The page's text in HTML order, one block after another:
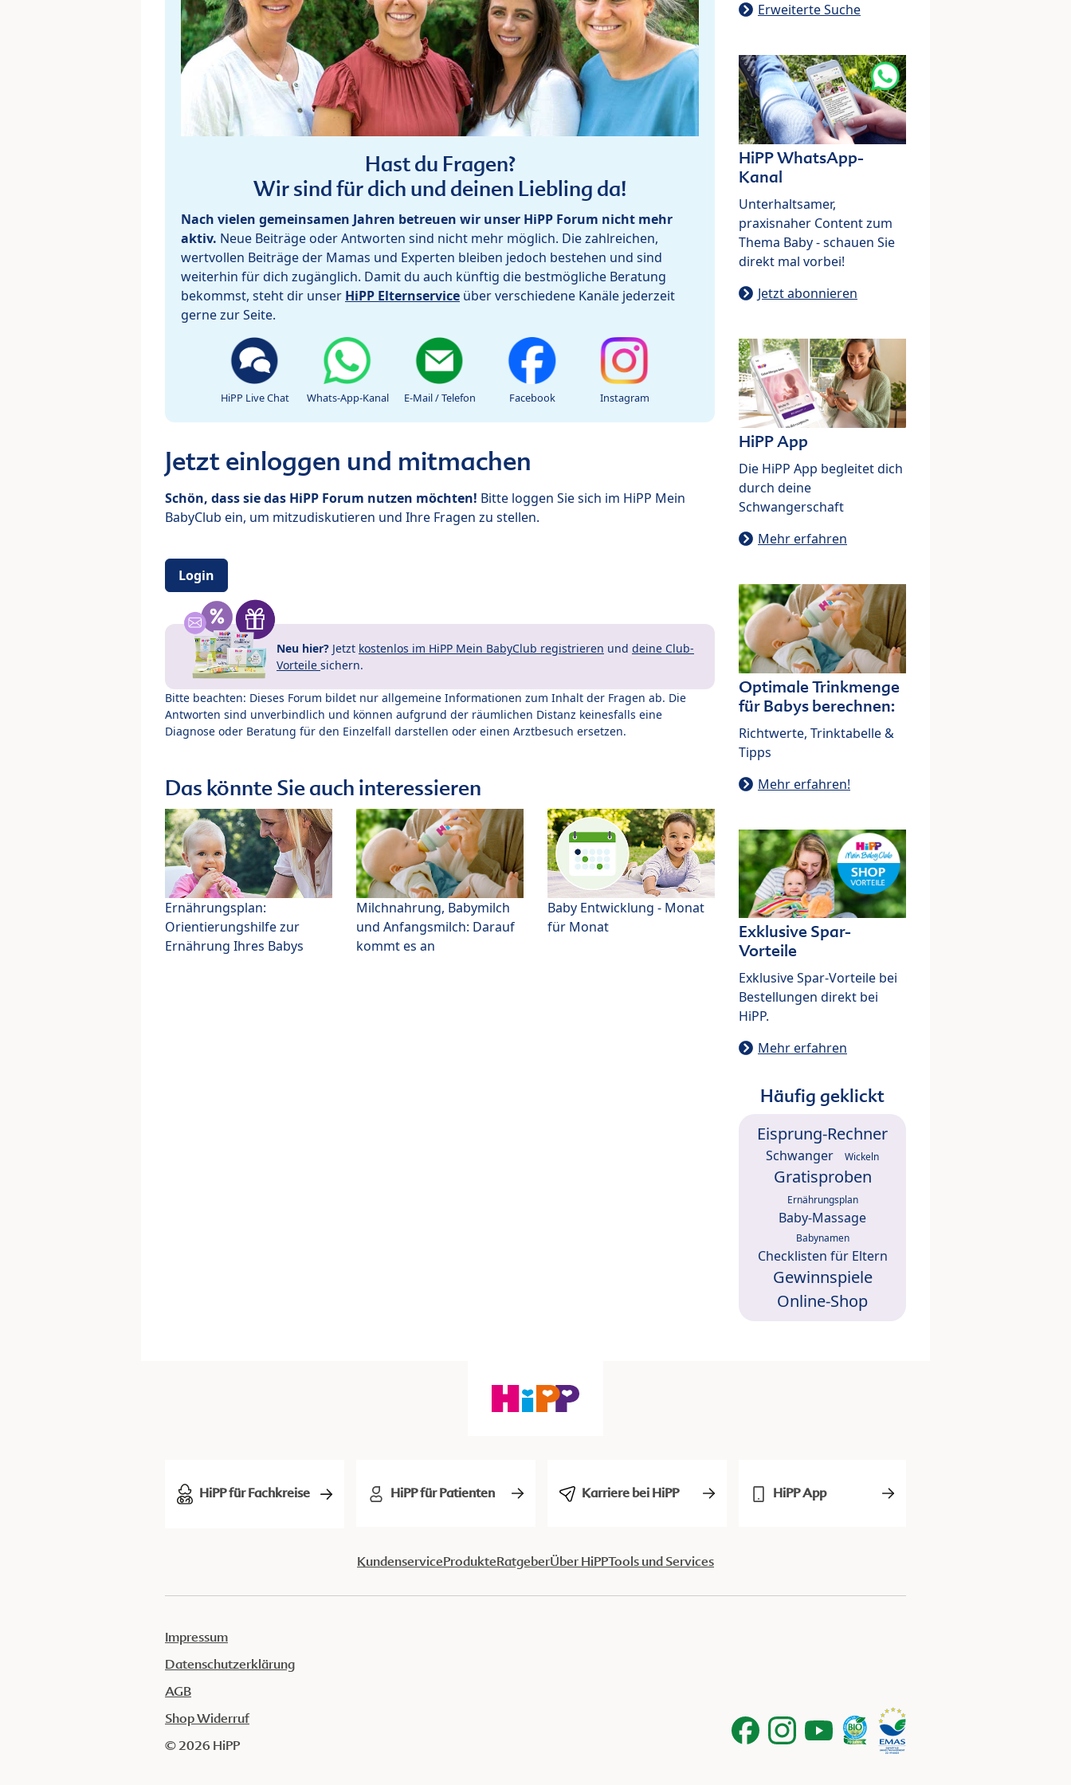
Hast du Fragen?
Wir sind für dich und deinen Liebling da!
Nach vielen gemeinsamen Jahren betreuen wir unser HiPP Forum nicht mehr
aktiv. Neue Beiträge oder Antworten sind nicht mehr möglich. Die zahlreichen,
wertvollen Beiträge der Mamas und Experten bleiben jedoch bestehen und sind
weiterhin für dich zugänglich. Damit du auch künftig die bestmögliche Beratung
bekommst, steht dir unser HiPP Elternservice über verschiedene Kanäle jederzeit
gerne zur Seite.
HiPP Live Chat Whats-App-Kanal E-Mail / Telefon Facebook Instagram
Jetzt einloggen und mitmachen
Schön, dass sie das HiPP Forum nutzen möchten! Bitte loggen Sie sich im HiPP Mein
BabyClub ein, um mitzudiskutieren und Ihre Fragen zu stellen.
Login
Neu hier? Jetzt kostenlos im HiPP Mein BabyClub registrieren und deine Club-
Vorteile sichern.
Bitte beachten: Dieses Forum bildet nur allgemeine Informationen zum Inhalt der Fragen ab. Die
Antworten sind unverbindlich und können aufgrund der räumlichen Distanz keinesfalls eine
Diagnose oder Beratung für den Einzelfall darstellen oder einen Arztbesuch ersetzen.
Das könnte Sie auch interessieren
Ernährungsplan:
Orientierungshilfe zur
Ernährung Ihres Babys
Milchnahrung, Babymilch
und Anfangsmilch: Darauf
kommt es an
Baby Entwicklung - Monat
für Monat
Erweiterte Suche
HiPP WhatsApp-
Kanal
Unterhaltsamer,
praxisnaher Content zum
Thema Baby - schauen Sie
direkt mal vorbei!
Jetzt abonnieren
HiPP App
Die HiPP App begleitet dich
durch deine
Schwangerschaft
Mehr erfahren
Optimale Trinkmenge
für Babys berechnen:
Richtwerte, Trinktabelle &
Tipps
Mehr erfahren!
Exklusive Spar-
Vorteile
Exklusive Spar-Vorteile bei
Bestellungen direkt bei
HiPP.
Mehr erfahren
Häufig geklickt
Eisprung-Rechner
Schwanger Wickeln
Gratisproben
Ernährungsplan
Baby-Massage
Babynamen
Checklisten für Eltern
Gewinnspiele
Online-Shop
HiPP für Fachkreise HiPP für Patienten Karriere bei HiPP HiPP App
KundenserviceProdukteRatgeberÜber HiPPTools und Services
Impressum
Datenschutzerklärung
AGB
Shop Widerruf
© 2026 HiPP